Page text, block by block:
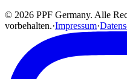
© 2026 PPF Germany. Alle
vorbehalten.·Impressum·